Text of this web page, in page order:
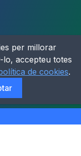
per millorar
lo, accepteu totes
de cookies.